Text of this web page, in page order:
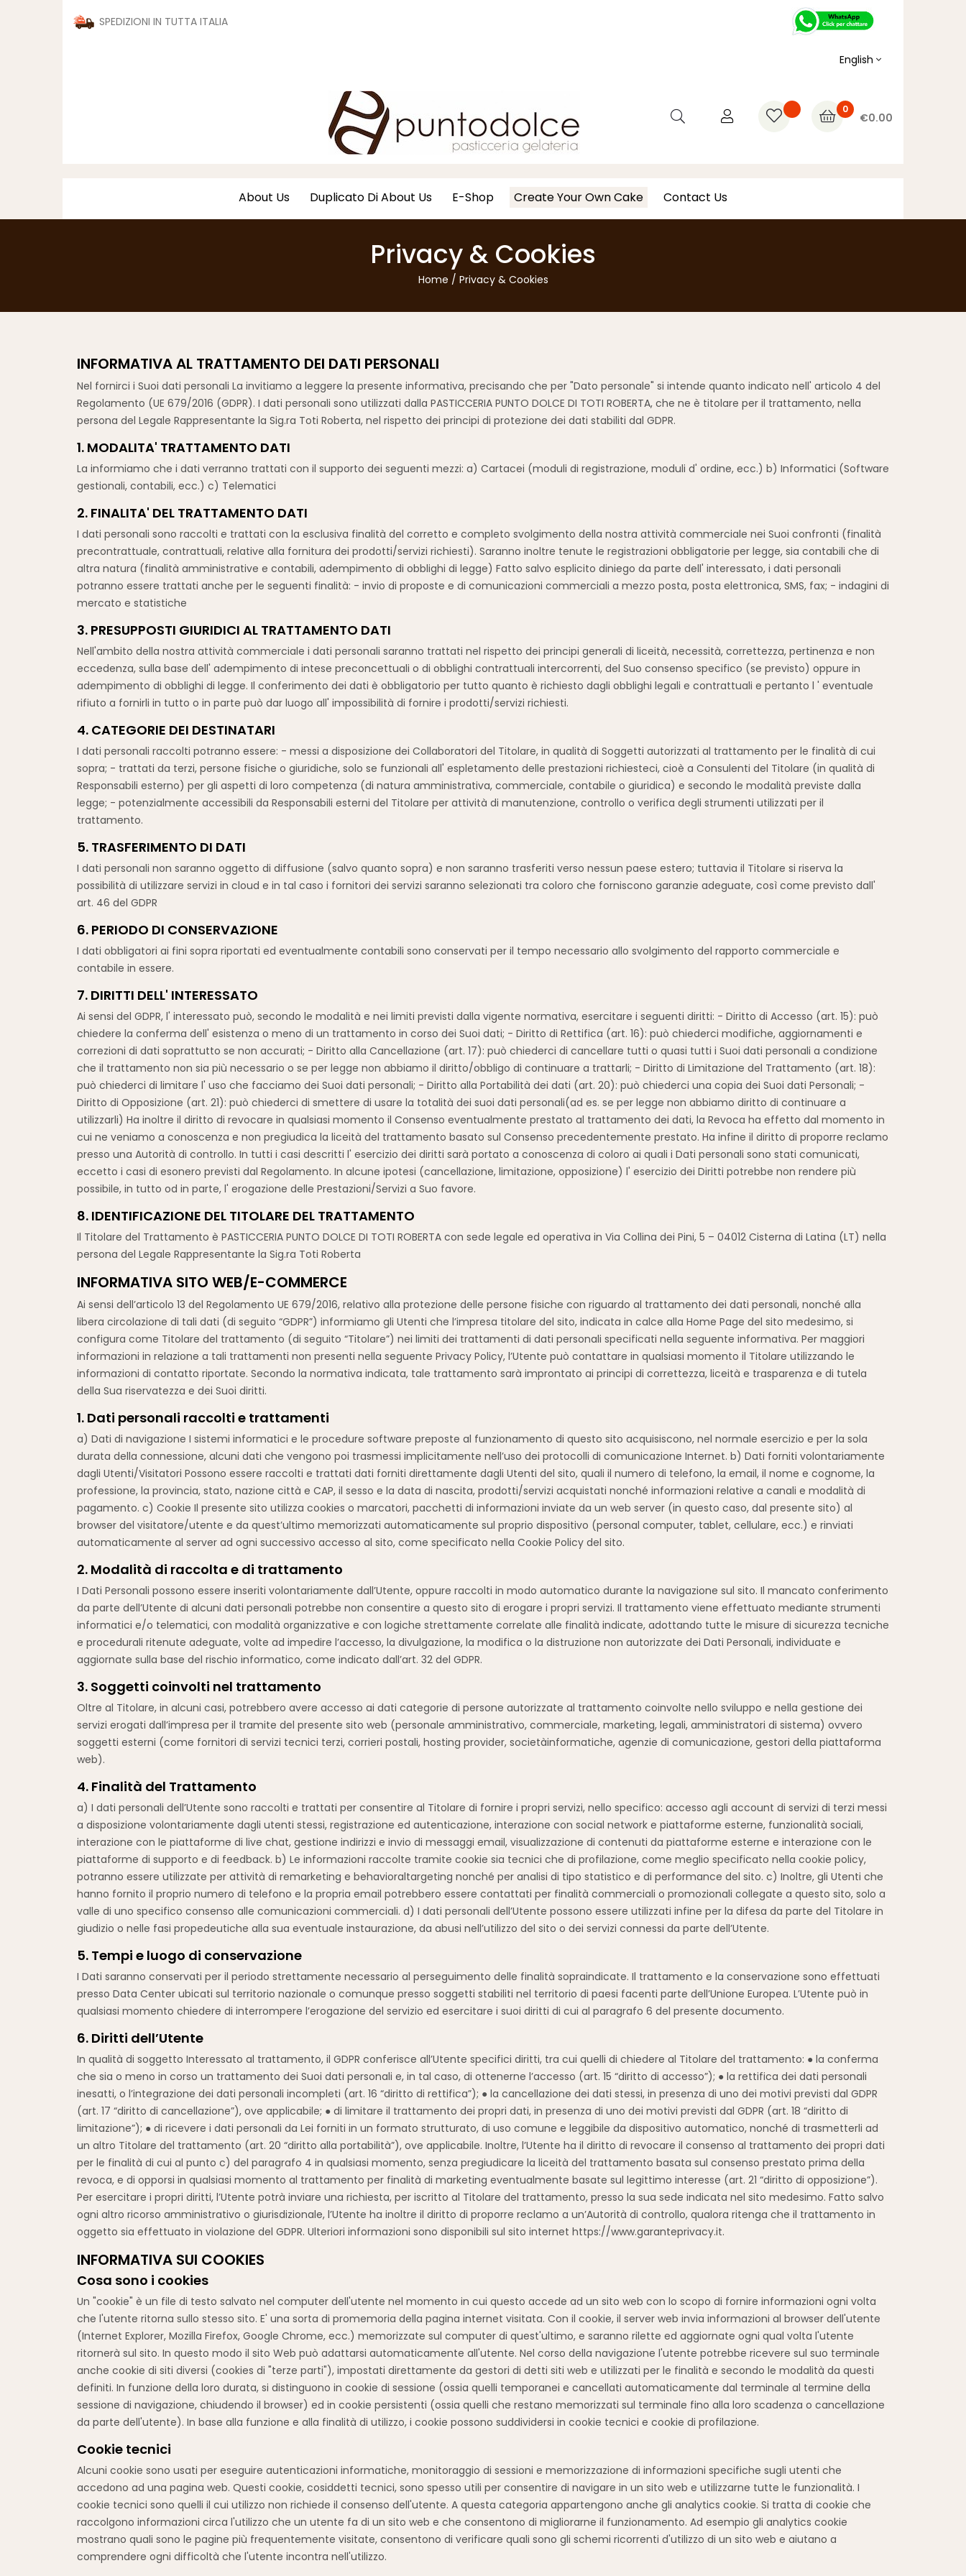
SPEDIZIONI IN TUTTA ITALIA
English
0
€0.00
About Us Duplicato Di About Us E-Shop Create Your Own Cake Contact Us
Privacy & Cookies
Home / Privacy & Cookies
INFORMATIVA AL TRATTAMENTO DEI DATI PERSONALI
Nel fornirci i Suoi dati personali La invitiamo a leggere la presente informativa, precisando che per "Dato personale" si intende quanto indicato nell' articolo 4 del
Regolamento (UE 679/2016 (GDPR). I dati personali sono utilizzati dalla PASTICCERIA PUNTO DOLCE DI TOTI ROBERTA, che ne è titolare per il trattamento, nella
persona del Legale Rappresentante la Sig.ra Toti Roberta, nel rispetto dei principi di protezione dei dati stabiliti dal GDPR.
1. MODALITA' TRATTAMENTO DATI
La informiamo che i dati verranno trattati con il supporto dei seguenti mezzi: a) Cartacei (moduli di registrazione, moduli d' ordine, ecc.) b) Informatici (Software
gestionali, contabili, ecc.) c) Telematici
2. FINALITA' DEL TRATTAMENTO DATI
I dati personali sono raccolti e trattati con la esclusiva finalità del corretto e completo svolgimento della nostra attività commerciale nei Suoi confronti (finalità
precontrattuale, contrattuali, relative alla fornitura dei prodotti/servizi richiesti). Saranno inoltre tenute le registrazioni obbligatorie per legge, sia contabili che di
altra natura (finalità amministrative e contabili, adempimento di obblighi di legge) Fatto salvo esplicito diniego da parte dell' interessato, i dati personali
potranno essere trattati anche per le seguenti finalità: - invio di proposte e di comunicazioni commerciali a mezzo posta, posta elettronica, SMS, fax; - indagini di
mercato e statistiche
3. PRESUPPOSTI GIURIDICI AL TRATTAMENTO DATI
Nell'ambito della nostra attività commerciale i dati personali saranno trattati nel rispetto dei principi generali di liceità, necessità, correttezza, pertinenza e non
eccedenza, sulla base dell' adempimento di intese preconcettuali o di obblighi contrattuali intercorrenti, del Suo consenso specifico (se previsto) oppure in
adempimento di obblighi di legge. Il conferimento dei dati è obbligatorio per tutto quanto è richiesto dagli obblighi legali e contrattuali e pertanto l ' eventuale
rifiuto a fornirli in tutto o in parte può dar luogo all' impossibilità di fornire i prodotti/servizi richiesti.
4. CATEGORIE DEI DESTINATARI
I dati personali raccolti potranno essere: - messi a disposizione dei Collaboratori del Titolare, in qualità di Soggetti autorizzati al trattamento per le finalità di cui
sopra; - trattati da terzi, persone fisiche o giuridiche, solo se funzionali all' espletamento delle prestazioni richiesteci, cioè a Consulenti del Titolare (in qualità di
Responsabili esterno) per gli aspetti di loro competenza (di natura amministrativa, commerciale, contabile o giuridica) e secondo le modalità previste dalla
legge; - potenzialmente accessibili da Responsabili esterni del Titolare per attività di manutenzione, controllo o verifica degli strumenti utilizzati per il
trattamento.
5. TRASFERIMENTO DI DATI
I dati personali non saranno oggetto di diffusione (salvo quanto sopra) e non saranno trasferiti verso nessun paese estero; tuttavia il Titolare si riserva la
possibilità di utilizzare servizi in cloud e in tal caso i fornitori dei servizi saranno selezionati tra coloro che forniscono garanzie adeguate, così come previsto dall'
art. 46 del GDPR
6. PERIODO DI CONSERVAZIONE
I dati obbligatori ai fini sopra riportati ed eventualmente contabili sono conservati per il tempo necessario allo svolgimento del rapporto commerciale e
contabile in essere.
7. DIRITTI DELL' INTERESSATO
Ai sensi del GDPR, l' interessato può, secondo le modalità e nei limiti previsti dalla vigente normativa, esercitare i seguenti diritti: - Diritto di Accesso (art. 15): può
chiedere la conferma dell' esistenza o meno di un trattamento in corso dei Suoi dati; - Diritto di Rettifica (art. 16): può chiederci modifiche, aggiornamenti e
correzioni di dati soprattutto se non accurati; - Diritto alla Cancellazione (art. 17): può chiederci di cancellare tutti o quasi tutti i Suoi dati personali a condizione
che il trattamento non sia più necessario o se per legge non abbiamo il diritto/obbligo di continuare a trattarli; - Diritto di Limitazione del Trattamento (art. 18):
può chiederci di limitare l' uso che facciamo dei Suoi dati personali; - Diritto alla Portabilità dei dati (art. 20): può chiederci una copia dei Suoi dati Personali; -
Diritto di Opposizione (art. 21): può chiederci di smettere di usare la totalità dei suoi dati personali(ad es. se per legge non abbiamo diritto di continuare a
utilizzarli) Ha inoltre il diritto di revocare in qualsiasi momento il Consenso eventualmente prestato al trattamento dei dati, la Revoca ha effetto dal momento in
cui ne veniamo a conoscenza e non pregiudica la liceità del trattamento basato sul Consenso precedentemente prestato. Ha infine il diritto di proporre reclamo
presso una Autorità di controllo. In tutti i casi descritti l' esercizio dei diritti sarà portato a conoscenza di coloro ai quali i Dati personali sono stati comunicati,
eccetto i casi di esonero previsti dal Regolamento. In alcune ipotesi (cancellazione, limitazione, opposizione) l' esercizio dei Diritti potrebbe non rendere più
possibile, in tutto od in parte, l' erogazione delle Prestazioni/Servizi a Suo favore.
8. IDENTIFICAZIONE DEL TITOLARE DEL TRATTAMENTO
Il Titolare del Trattamento è PASTICCERIA PUNTO DOLCE DI TOTI ROBERTA con sede legale ed operativa in Via Collina dei Pini, 5 – 04012 Cisterna di Latina (LT) nella
persona del Legale Rappresentante la Sig.ra Toti Roberta
INFORMATIVA SITO WEB/E-COMMERCE
Ai sensi dell’articolo 13 del Regolamento UE 679/2016, relativo alla protezione delle persone fisiche con riguardo al trattamento dei dati personali, nonché alla
libera circolazione di tali dati (di seguito “GDPR”) informiamo gli Utenti che l’impresa titolare del sito, indicata in calce alla Home Page del sito medesimo, si
configura come Titolare del trattamento (di seguito “Titolare”) nei limiti dei trattamenti di dati personali specificati nella seguente informativa. Per maggiori
informazioni in relazione a tali trattamenti non presenti nella seguente Privacy Policy, l’Utente può contattare in qualsiasi momento il Titolare utilizzando le
informazioni di contatto riportate. Secondo la normativa indicata, tale trattamento sarà improntato ai principi di correttezza, liceità e trasparenza e di tutela
della Sua riservatezza e dei Suoi diritti.
1. Dati personali raccolti e trattamenti
a) Dati di navigazione I sistemi informatici e le procedure software preposte al funzionamento di questo sito acquisiscono, nel normale esercizio e per la sola
durata della connessione, alcuni dati che vengono poi trasmessi implicitamente nell’uso dei protocolli di comunicazione Internet. b) Dati forniti volontariamente
dagli Utenti/Visitatori Possono essere raccolti e trattati dati forniti direttamente dagli Utenti del sito, quali il numero di telefono, la email, il nome e cognome, la
professione, la provincia, stato, nazione città e CAP, il sesso e la data di nascita, prodotti/servizi acquistati nonché informazioni relative a canali e modalità di
pagamento. c) Cookie Il presente sito utilizza cookies o marcatori, pacchetti di informazioni inviate da un web server (in questo caso, dal presente sito) al
browser del visitatore/utente e da quest’ultimo memorizzati automaticamente sul proprio dispositivo (personal computer, tablet, cellulare, ecc.) e rinviati
automaticamente al server ad ogni successivo accesso al sito, come specificato nella Cookie Policy del sito.
2. Modalità di raccolta e di trattamento
I Dati Personali possono essere inseriti volontariamente dall’Utente, oppure raccolti in modo automatico durante la navigazione sul sito. Il mancato conferimento
da parte dell’Utente di alcuni dati personali potrebbe non consentire a questo sito di erogare i propri servizi. Il trattamento viene effettuato mediante strumenti
informatici e/o telematici, con modalità organizzative e con logiche strettamente correlate alle finalità indicate, adottando tutte le misure di sicurezza tecniche
e procedurali ritenute adeguate, volte ad impedire l’accesso, la divulgazione, la modifica o la distruzione non autorizzate dei Dati Personali, individuate e
aggiornate sulla base del rischio informatico, come indicato dall’art. 32 del GDPR.
3. Soggetti coinvolti nel trattamento
Oltre al Titolare, in alcuni casi, potrebbero avere accesso ai dati categorie di persone autorizzate al trattamento coinvolte nello sviluppo e nella gestione dei
servizi erogati dall’impresa per il tramite del presente sito web (personale amministrativo, commerciale, marketing, legali, amministratori di sistema) ovvero
soggetti esterni (come fornitori di servizi tecnici terzi, corrieri postali, hosting provider, societàinformatiche, agenzie di comunicazione, gestori della piattaforma
web).
4. Finalità del Trattamento
a) I dati personali dell’Utente sono raccolti e trattati per consentire al Titolare di fornire i propri servizi, nello specifico: accesso agli account di servizi di terzi messi
a disposizione volontariamente dagli utenti stessi, registrazione ed autenticazione, interazione con social network e piattaforme esterne, funzionalità sociali,
interazione con le piattaforme di live chat, gestione indirizzi e invio di messaggi email, visualizzazione di contenuti da piattaforme esterne e interazione con le
piattaforme di supporto e di feedback. b) Le informazioni raccolte tramite cookie sia tecnici che di profilazione, come meglio specificato nella cookie policy,
potranno essere utilizzate per attività di remarketing e behavioraltargeting nonché per analisi di tipo statistico e di performance del sito. c) Inoltre, gli Utenti che
hanno fornito il proprio numero di telefono e la propria email potrebbero essere contattati per finalità commerciali o promozionali collegate a questo sito, solo a
valle di uno specifico consenso alle comunicazioni commerciali. d) I dati personali dell’Utente possono essere utilizzati infine per la difesa da parte del Titolare in
giudizio o nelle fasi propedeutiche alla sua eventuale instaurazione, da abusi nell’utilizzo del sito o dei servizi connessi da parte dell’Utente.
5. Tempi e luogo di conservazione
I Dati saranno conservati per il periodo strettamente necessario al perseguimento delle finalità sopraindicate. Il trattamento e la conservazione sono effettuati
presso Data Center ubicati sul territorio nazionale o comunque presso soggetti stabiliti nel territorio di paesi facenti parte dell’Unione Europea. L’Utente può in
qualsiasi momento chiedere di interrompere l’erogazione del servizio ed esercitare i suoi diritti di cui al paragrafo 6 del presente documento.
6. Diritti dell’Utente
In qualità di soggetto Interessato al trattamento, il GDPR conferisce all’Utente specifici diritti, tra cui quelli di chiedere al Titolare del trattamento: ● la conferma
che sia o meno in corso un trattamento dei Suoi dati personali e, in tal caso, di ottenerne l’accesso (art. 15 “diritto di accesso”); ● la rettifica dei dati personali
inesatti, o l’integrazione dei dati personali incompleti (art. 16 “diritto di rettifica”); ● la cancellazione dei dati stessi, in presenza di uno dei motivi previsti dal GDPR
(art. 17 “diritto di cancellazione”), ove applicabile; ● di limitare il trattamento dei propri dati, in presenza di uno dei motivi previsti dal GDPR (art. 18 “diritto di
limitazione”); ● di ricevere i dati personali da Lei forniti in un formato strutturato, di uso comune e leggibile da dispositivo automatico, nonché di trasmetterli ad
un altro Titolare del trattamento (art. 20 “diritto alla portabilità”), ove applicabile. Inoltre, l’Utente ha il diritto di revocare il consenso al trattamento dei propri dati
per le finalità di cui al punto c) del paragrafo 4 in qualsiasi momento, senza pregiudicare la liceità del trattamento basata sul consenso prestato prima della
revoca, e di opporsi in qualsiasi momento al trattamento per finalità di marketing eventualmente basate sul legittimo interesse (art. 21 “diritto di opposizione”).
Per esercitare i propri diritti, l’Utente potrà inviare una richiesta, per iscritto al Titolare del trattamento, presso la sua sede indicata nel sito medesimo. Fatto salvo
ogni altro ricorso amministrativo o giurisdizionale, l’Utente ha inoltre il diritto di proporre reclamo a un’Autorità di controllo, qualora ritenga che il trattamento in
oggetto sia effettuato in violazione del GDPR. Ulteriori informazioni sono disponibili sul sito internet https://www.garanteprivacy.it.
INFORMATIVA SUI COOKIES
Cosa sono i cookies
Un "cookie" è un file di testo salvato nel computer dell'utente nel momento in cui questo accede ad un sito web con lo scopo di fornire informazioni ogni volta
che l'utente ritorna sullo stesso sito. E' una sorta di promemoria della pagina internet visitata. Con il cookie, il server web invia informazioni al browser dell'utente
(Internet Explorer, Mozilla Firefox, Google Chrome, ecc.) memorizzate sul computer di quest'ultimo, e saranno rilette ed aggiornate ogni qual volta l'utente
ritornerà sul sito. In questo modo il sito Web può adattarsi automaticamente all'utente. Nel corso della navigazione l'utente potrebbe ricevere sul suo terminale
anche cookie di siti diversi (cookies di "terze parti"), impostati direttamente da gestori di detti siti web e utilizzati per le finalità e secondo le modalità da questi
definiti. In funzione della loro durata, si distinguono in cookie di sessione (ossia quelli temporanei e cancellati automaticamente dal terminale al termine della
sessione di navigazione, chiudendo il browser) ed in cookie persistenti (ossia quelli che restano memorizzati sul terminale fino alla loro scadenza o cancellazione
da parte dell'utente). In base alla funzione e alla finalità di utilizzo, i cookie possono suddividersi in cookie tecnici e cookie di profilazione.
Cookie tecnici
Alcuni cookie sono usati per eseguire autenticazioni informatiche, monitoraggio di sessioni e memorizzazione di informazioni specifiche sugli utenti che
accedono ad una pagina web. Questi cookie, cosiddetti tecnici, sono spesso utili per consentire di navigare in un sito web e utilizzarne tutte le funzionalità. I
cookie tecnici sono quelli il cui utilizzo non richiede il consenso dell'utente. A questa categoria appartengono anche gli analytics cookie. Si tratta di cookie che
raccolgono informazioni circa l'utilizzo che un utente fa di un sito web e che consentono di migliorarne il funzionamento. Ad esempio gli analytics cookie
mostrano quali sono le pagine più frequentemente visitate, consentono di verificare quali sono gli schemi ricorrenti d'utilizzo di un sito web e aiutano a
comprendere ogni difficoltà che l'utente incontra nell'utilizzo.